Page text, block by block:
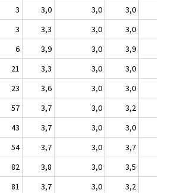
3 3,0 3,0
3,0
3 3,3 3,0
3,0
6 3,9 3,0
3,9
21 3,3 3,0
3,0
23 3,6 3,0
3,0
57 3,7 3,0
3,2
43 3,7 3,0
3,0
54 3,7 3,0
3,7
82 3,8 3,0
3,5
81 3,7 3,0
3,2